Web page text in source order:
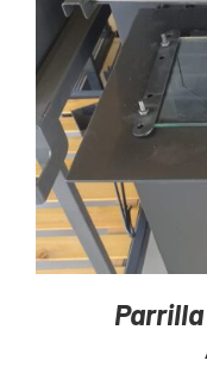
Mayoristas
Carrito